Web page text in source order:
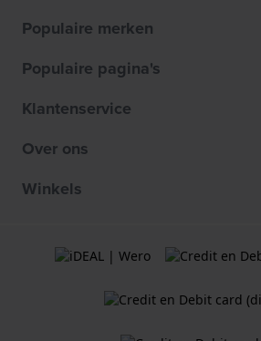
Populaire merken
Populaire pagina's
Klantenservice
Over ons
Winkels